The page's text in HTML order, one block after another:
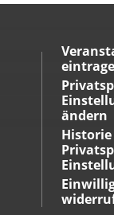
ändern